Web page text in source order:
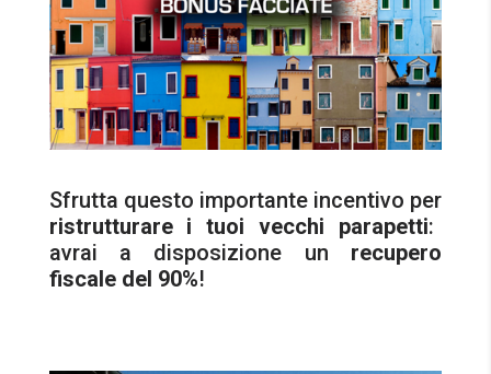
Sfrutta questo importante incentivo per
ristrutturare i tuoi vecchi parapetti:
avrai a disposizione un recupero
fiscale del 90%!